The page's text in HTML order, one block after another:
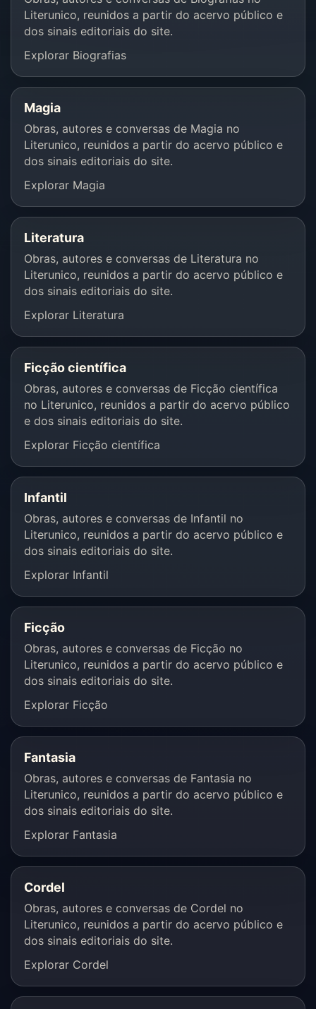
Literunico, reunidos a partir do acervo público e
dos sinais editoriais do site.
Explorar Biografias
Magia
Obras, autores e conversas de Magia no
Literunico, reunidos a partir do acervo público e
dos sinais editoriais do site.
Explorar Magia
Literatura
Obras, autores e conversas de Literatura no
Literunico, reunidos a partir do acervo público e
dos sinais editoriais do site.
Explorar Literatura
Ficção científica
Obras, autores e conversas de Ficção científica
no Literunico, reunidos a partir do acervo público
e dos sinais editoriais do site.
Explorar Ficção científica
Infantil
Obras, autores e conversas de Infantil no
Literunico, reunidos a partir do acervo público e
dos sinais editoriais do site.
Explorar Infantil
Ficção
Obras, autores e conversas de Ficção no
Literunico, reunidos a partir do acervo público e
dos sinais editoriais do site.
Explorar Ficção
Fantasia
Obras, autores e conversas de Fantasia no
Literunico, reunidos a partir do acervo público e
dos sinais editoriais do site.
Explorar Fantasia
Cordel
Obras, autores e conversas de Cordel no
Literunico, reunidos a partir do acervo público e
dos sinais editoriais do site.
Explorar Cordel